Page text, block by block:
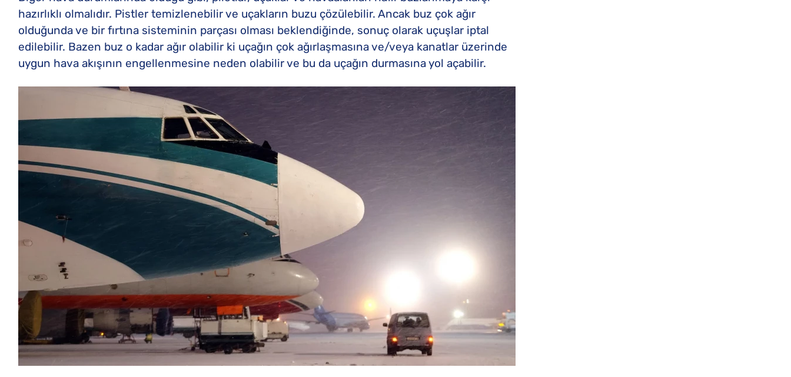
hazırlıklı olmalıdır. Pistler temizlenebilir ve uçakların buzu çözülebilir. Ancak buz çok ağır
olduğunda ve bir fırtına sisteminin parçası olması beklendiğinde, sonuç olarak uçuşlar iptal
edilebilir. Bazen buz o kadar ağır olabilir ki uçağın çok ağırlaşmasına ve/veya kanatlar üzerinde
uygun hava akışının engellenmesine neden olabilir ve bu da uçağın durmasına yol açabilir.